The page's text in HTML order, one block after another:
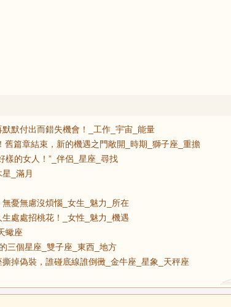
默付出而錯失機會！_工作_宇宙_能量
篇章結束，新的機遇之門敞開_時期_獅子座_重擔
樣的女人！”_伴侶_星座_尋找
_滿月
憂無慮沒煩惱_女生_魅力_所在
處處招桃花！_女性_魅力_機遇
蠍座
三個星座_雙子座_東西_地方
掉偽裝，誰碰底線誰倒黴_金牛座_星象_天秤座